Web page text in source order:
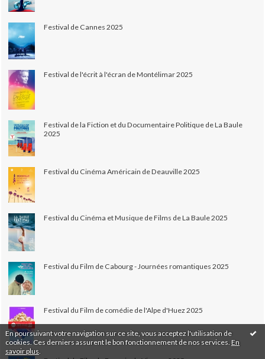
En poursuivant votre navigation sur ce site, vous acceptez l'utilisation de
cookies. Ces derniers assurent le bon fonctionnement de nos services. En
savoir plus
Festival de Cannes 2025
Festival de l'écrit à l'écran de Montélimar 2025
Festival de la Fiction et du Documentaire Politique de La Baule
2025
Festival du Cinéma Américain de Deauville 2025
Festival du Cinéma et Musique de Films de La Baule 2025
Festival du Film de Cabourg - Journées romantiques 2025
Festival du Film de comédie de l'Alpe d'Huez 2025